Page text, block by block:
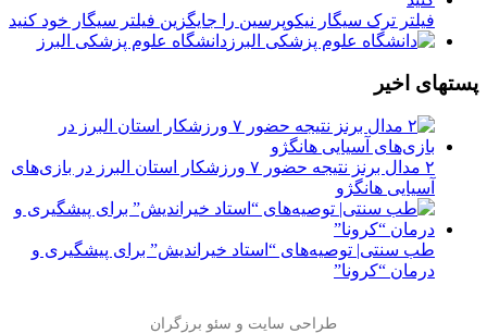
فیلتر ترک سیگار نیکوپرسین را جایگزین فیلتر سیگار خود کنید
دانشگاه علوم پزشکی البرز
پستهای اخیر
۲ مدال برنز نتیجه حضور ۷ ورزشکار استان البرز در بازی‌های
آسیایی هانگژو
طب سنتی| توصیه‌‌های “استاد خیراندیش” برای پیشگیری و
درمان “کرونا”